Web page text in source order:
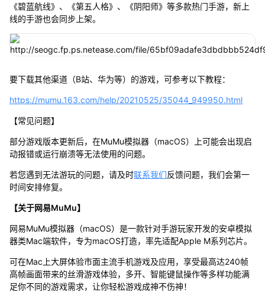
《碧蓝航线》、《第五人格》、《阴阳师》等多款热门手游，新上
线的手游也会同步上架。
要下载其他渠道（B站、华为等）的游戏，可参考以下教程：
https://mumu.163.com/help/20210525/35044_949950.html
【常见问题】
部分游戏版本更新后，在MuMu模拟器（macOS）上可能会出现启
动报错或运行崩溃等无法使用的问题。
若您遇到无法游玩的问题，请及时联系我们反馈问题，我们会第一
时间安排修复。
【关于网易MuMu】
网易MuMu模拟器（macOS）是一款针对手游玩家开发的安卓模拟
器类Mac端软件，专为macOS打造，率先适配Apple M系列芯片。
可在Mac上大屏体验市面主流手机游戏及应用，享受最高达240帧
高帧画面带来的丝滑游戏体验，多开、智能键鼠操作等多样功能满
足你不同的游戏需求，让你轻松游戏成神不伤神！